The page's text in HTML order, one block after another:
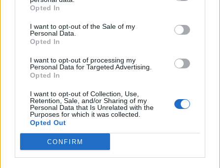
Opted In
I want to opt-out of the Sale of my
Personal Data.
Opted In
I want to opt-out of processing my
Personal Data for Targeted Advertising.
Opted In
I want to opt-out of Collection, Use,
Retention, Sale, and/or Sharing of my
Personal Data that Is Unrelated with the
Purposes for which it was collected.
Opted Out
CONFIRM
LIFESTYLE 14.05.2025 08:51
Μπρίτνεϊ Σπίαρς: Ο ξέφρενος χορός της
ήταν αποκαλυπτικός (Βίντεο)
Αποδέχομαι τους
και την πολιτική απορρήτου
X